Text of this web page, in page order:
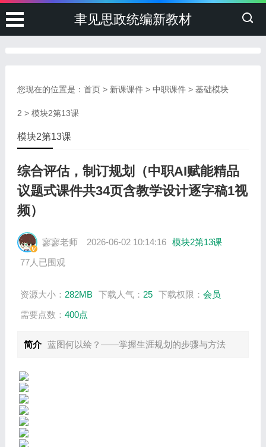
聿见思政统编新教材
您现在的位置是： 首页> 新课课件> 中职课件> 基础模块
2 > 模块2第13课
模块2第13课
综合评估，制订规划（中职AI赋能精品
议题式课件共34页含教学设计逐字稿1视
频）
寥寥老师 2026-06-02 10:14:16 模块2第13课
77人已围观
资源大小： 282MB 下载人气： 25 下载权限： 会员
需要点数： 400点
简介 蓝图何以绘？——掌握生涯规划的步骤与方法